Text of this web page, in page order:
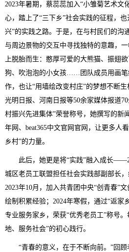
2023年暑期，蔡蕊蕊加入“小雏菊艺术文
心，踏上了“三下乡”社会实践的征程，
兴”的实践之路。于是，在与村民们的沟
与周边景物的交互中寻找独特的意趣，
上脱胎而生：憨厚可爱的大熊猫、振翅
狗、吹泡泡的小女孩……团队成员用画笔
作，也让“用墙绘改变村庄”的梦想不断
光明日报、河南日报等50余家媒体报道
村振兴先进集体”荣誉称号，她撰写的新
年网、beat365中文官网官网，让更多人
乡村”的力量。
此后，她更是将“实践”融入成长
城区老员工联盟担任社会实践部副部长，
2023年10月，加入共青团中央“创青春”
绘制积累经验；2024年寒假，通过“返家
专业服务家乡，荣获“优秀老员工”称号
地、服务社会”的初心践行。
“青春的意义，在于不断向前。”回